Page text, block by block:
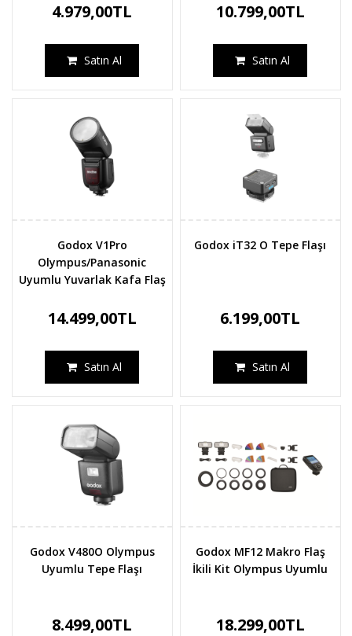
4.979,00TL
Satın Al
10.799,00TL
Satın Al
Godox V1Pro
Olympus/Panasonic
Uyumlu Yuvarlak Kafa Flaş
14.499,00TL
Satın Al
Godox iT32 O Tepe Flaşı
6.199,00TL
Satın Al
Godox V480O Olympus
Uyumlu Tepe Flaşı
8.499,00TL
Godox MF12 Makro Flaş
İkili Kit Olympus Uyumlu
18.299,00TL